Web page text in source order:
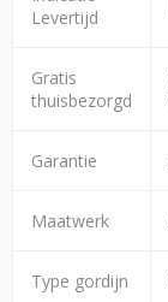
Levertijd
Gratis
thuisbezorgd
Garantie
Maatwerk
Type gordijn